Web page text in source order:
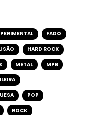
FADO
HARD ROCK
METAL MPB
POP
ROCK